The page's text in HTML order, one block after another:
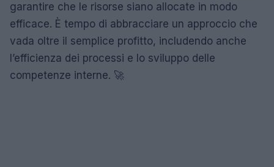
garantire che le risorse siano allocate in modo
efficace. È tempo di abbracciare un approccio che
vada oltre il semplice profitto, includendo anche
l’efficienza dei processi e lo sviluppo delle
competenze interne. 🚀